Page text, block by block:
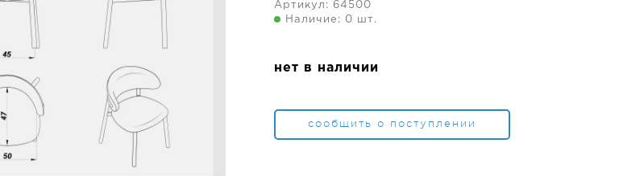
Артикул: 64500
Наличие: 0 шт.
нет в наличии
сообщить о поступлении